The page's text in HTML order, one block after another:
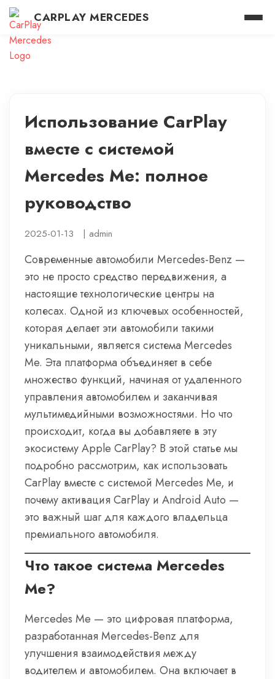
CARPLAY MERCEDES
Использование CarPlay
вместе с системой
Mercedes Me: полное
руководство
2025-01-13 | admin
Современные автомобили Mercedes-Benz —
это не просто средство передвижения, а
настоящие технологические центры на
колесах. Одной из ключевых особенностей,
которая делает эти автомобили такими
уникальными, является система Mercedes
Me. Эта платформа объединяет в себе
множество функций, начиная от удаленного
управления автомобилем и заканчивая
мультимедийными возможностями. Но что
происходит, когда вы добавляете в эту
экосистему Apple CarPlay? В этой статье мы
подробно рассмотрим, как использовать
CarPlay вместе с системой Mercedes Me, и
почему активация CarPlay и Android Auto —
это важный шаг для каждого владельца
премиального автомобиля.
Что такое система Mercedes
Me?
Mercedes Me — это цифровая платформа,
разработанная Mercedes-Benz для
улучшения взаимодействия между
водителем и автомобилем. Она включает в